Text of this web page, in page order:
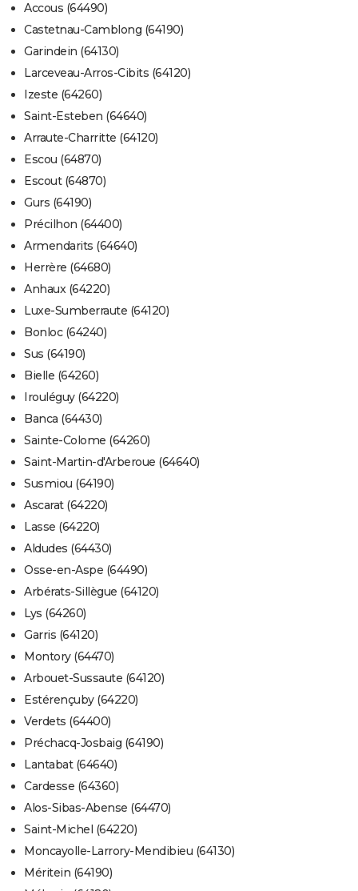
Accous (64490)
Castetnau-Camblong (64190)
Garindein (64130)
Larceveau-Arros-Cibits (64120)
Izeste (64260)
Saint-Esteben (64640)
Arraute-Charritte (64120)
Escou (64870)
Escout (64870)
Gurs (64190)
Précilhon (64400)
Armendarits (64640)
Herrère (64680)
Anhaux (64220)
Luxe-Sumberraute (64120)
Bonloc (64240)
Sus (64190)
Bielle (64260)
Irouléguy (64220)
Banca (64430)
Sainte-Colome (64260)
Saint-Martin-d'Arberoue (64640)
Susmiou (64190)
Ascarat (64220)
Lasse (64220)
Aldudes (64430)
Osse-en-Aspe (64490)
Arbérats-Sillègue (64120)
Lys (64260)
Garris (64120)
Montory (64470)
Arbouet-Sussaute (64120)
Estérençuby (64220)
Verdets (64400)
Préchacq-Josbaig (64190)
Lantabat (64640)
Cardesse (64360)
Alos-Sibas-Abense (64470)
Saint-Michel (64220)
Moncayolle-Larrory-Mendibieu (64130)
Méritein (64190)